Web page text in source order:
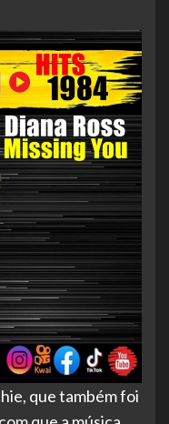
que também foi